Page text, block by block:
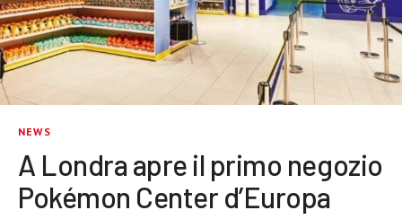
NEWS
A Londra apre il primo negozio
Pokémon Center d’Europa